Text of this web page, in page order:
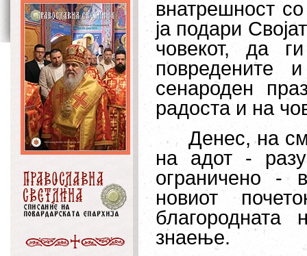
внатрешност
ја подари
човекот, да
повредените
сенароден
радоста и на
Денес, на
на адот -
ограничено -
новиот
знаење.